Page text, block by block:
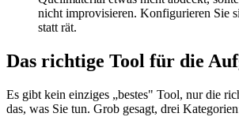
nicht improvisieren. Konfigurieren Sie
statt rät.
Das richtige Tool für die
Es gibt kein einziges „bestes" Tool, nur die
das, was Sie tun. Grob gesagt, drei